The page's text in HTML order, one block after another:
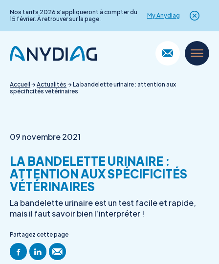
Nos tarifs 2026 s'appliqueront à compter du
15 février. À retrouver sur la page :
My Anydiag
content
Accueil →Actualités →La bandelette urinaire : attention aux
spécificités vétérinaires
09 novembre 2021
LA BANDELETTE URINAIRE :
ATTENTION AUX SPÉCIFICITÉS
VÉTÉRINAIRES
La bandelette urinaire est un test facile et rapide,
mais il faut savoir bien l’interpréter !
Partagez cette page